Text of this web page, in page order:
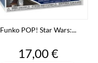
Funko POP! Star Wars:...
Precio
17,00 €